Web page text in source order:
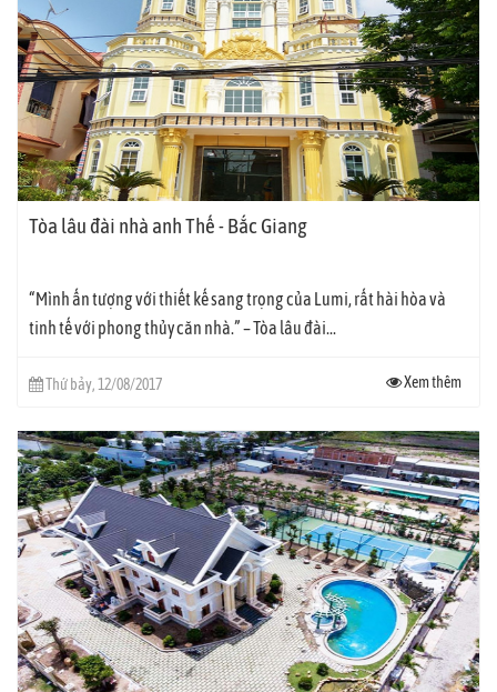
Tòa lâu đài nhà anh Thế - Bắc Giang
“Mình ấn tượng với thiết kế sang trọng của Lumi, rất hài hòa và
tinh tế với phong thủy căn nhà.” – Tòa lâu đài...
Thứ bảy, 12/08/2017 Xem thêm